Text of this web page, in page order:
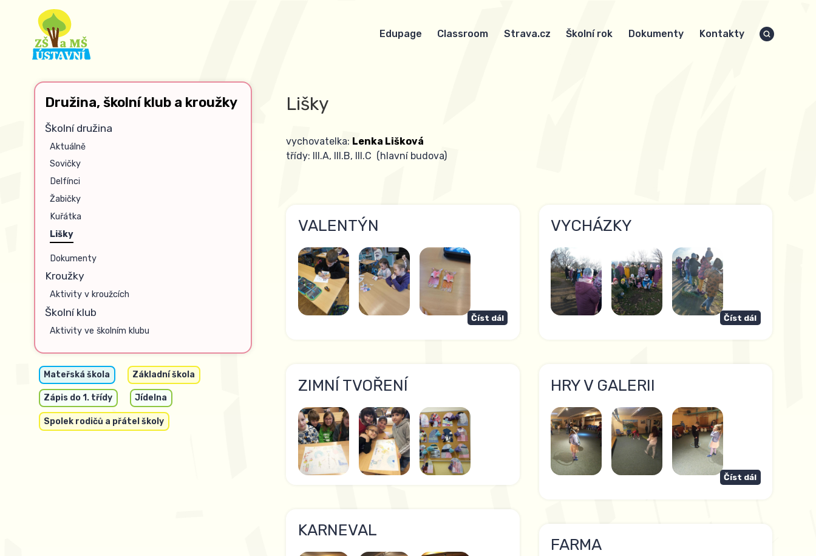
Edupage Classroom Strava.cz Školní rok Dokumenty Kontakty
Družina, školní klub a kroužky
Školní družina
Aktuálně
Sovičky
Delfínci
Žabičky
Kuřátka
Lišky
Dokumenty
Kroužky
Aktivity v kroužcích
Školní klub
Aktivity ve školním klubu
Mateřská škola Základní škola
Zápis do 1. třídy Jídelna
Spolek rodičů a přátel školy
Lišky
vychovatelka: Lenka Lišková
třídy: III.A, III.B, III.C (hlavní budova)
VALENTÝN
Číst dál
VYCHÁZKY
Číst dál
ZIMNÍ TVOŘENÍ HRY V GALERII
Číst dál
KARNEVAL
FARMA